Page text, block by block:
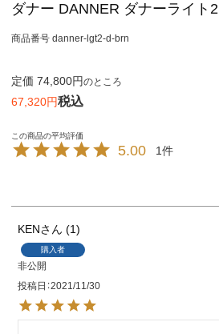
ダナー DANNER ダナーライト2
商品番号 danner-lgt2-d-brn
定価 74,800 のところ
67,320 税込
5.00 1
KEN 1
購入者
非公開
投稿日 2021/11/30